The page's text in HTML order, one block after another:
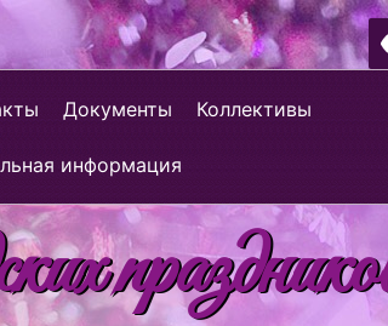
Документы Коллективы
информация